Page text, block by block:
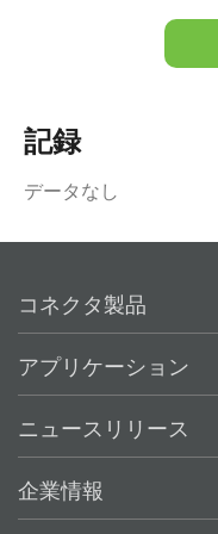
記録
データなし
コネクタ製品
アプリケーション
ニュースリリース
企業情報